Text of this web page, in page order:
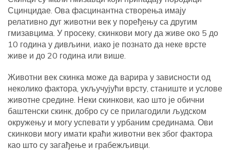
Сцинцидае. Ова фасцинантна створења имају
релативно дуг животни век у поређењу са другим
гмизавцима. У просеку, скинкови могу да живе око 5 до
10 година у дивљини, иако је познато да неке врсте
живе и до 20 година или више.
Животни век скинка може да варира у зависности од
неколико фактора, укључујући врсту, станиште и услове
животне средине. Неки скинкови, као што је обични
баштенски скинк, добро су се прилагодили људском
окружењу и могу успевати у урбаним срединама. Ови
скинкови могу имати краћи животни век због фактора
као што су загађење и грабежљивци.